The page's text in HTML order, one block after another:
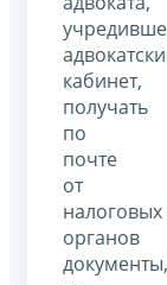
кабинет,
получать
по
почте
от
налоговых
органов
документы,